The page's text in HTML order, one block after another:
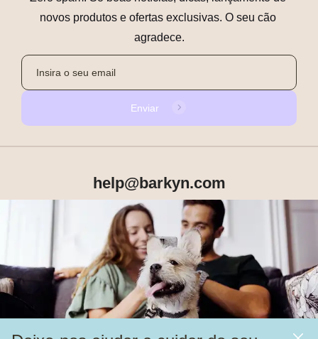
novos produtos e ofertas exclusivas. O seu cão
agradece.
Enviar
help@barkyn.com
Produtos